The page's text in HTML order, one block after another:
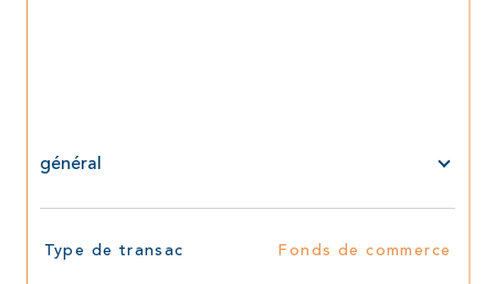
général
TRAD_SIROCCO_Caracteristique Valeurs
Type de transac Fonds de commerce